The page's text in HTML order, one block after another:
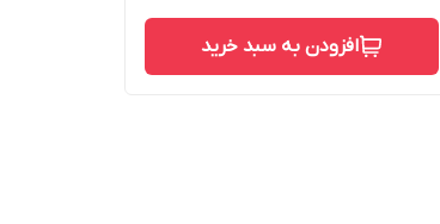
افزودن به سبد خرید